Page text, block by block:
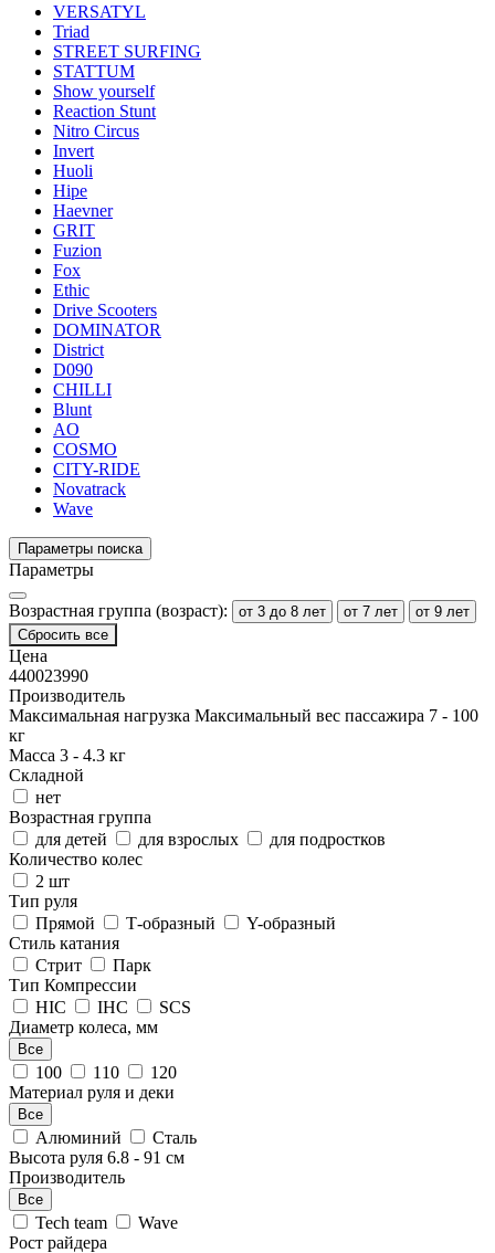
VERSATYL
Triad
STREET SURFING
STATTUM
Show yourself
Reaction Stunt
Nitro Circus
Invert
Huoli
Hipe
Haevner
GRIT
Fuzion
Fox
Ethic
Drive Scooters
DOMINATOR
District
D090
CHILLI
Blunt
AO
COSMO
CITY-RIDE
Novatrack
Wave
Параметры поиска
Параметры
Возрастная группа (возраст): от 3 до 8 лет от 7 лет
от 9 лет
Сбросить все
Цена
440023990
Производитель
Максимальная нагрузка Максимальный вес пассажира 7 - 100
кг
Масса 3 - 4.3 кг
Складной
нет
Возрастная группа
для детей
для взрослых
для подростков
Количество колес
2 шт
Тип руля
Прямой
Т-образный
Y-образный
Стиль катания
Стрит
Парк
Тип Компрессии
HIC
IHC
SCS
Диаметр колеса, мм
Все
100 110
120
Материал руля и деки
Все
Алюминий
Сталь
Высота руля 6.8 - 91 см
Производитель
Все
Tech team
Wave
Рост райдера